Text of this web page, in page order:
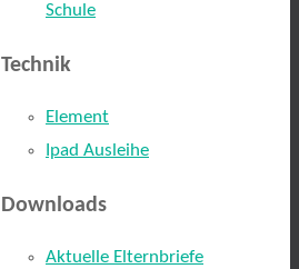
Schule
Technik
Element
Ipad Ausleihe
Downloads
Aktuelle Elternbriefe